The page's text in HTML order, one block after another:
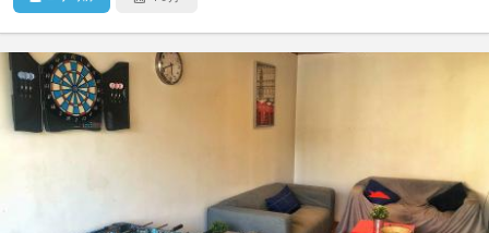
KL 15296
Loft 200 m2 pour 4 étudiants. 390€ par personnes charges
comprises et wifi fibre Situé rue Saint Léonard. Meublé. Hyper
calme. Parking N'hésitez pas à nous contacter pour d'autres
questions à nous poser. A bientôt Cedric T (également what's
app)